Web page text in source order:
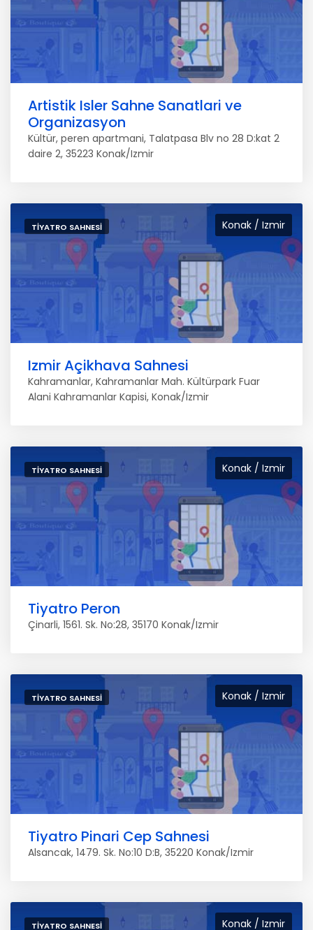
Artistik Isler Sahne Sanatlari ve
Organizasyon
Kültür, peren apartmani, Talatpasa Blv no 28 D:kat 2
daire 2, 35223 Konak/Izmir
Konak / Izmir
TIYATRO SAHNESI
Izmir Açikhava Sahnesi
Kahramanlar, Kahramanlar Mah. Kültürpark Fuar
Alani Kahramanlar Kapisi, Konak/Izmir
Konak / Izmir
TIYATRO SAHNESI
Tiyatro Peron
Çinarli, 1561. Sk. No:28, 35170 Konak/Izmir
Konak / Izmir
TIYATRO SAHNESI
Tiyatro Pinari Cep Sahnesi
Alsancak, 1479. Sk. No:10 D:B, 35220 Konak/Izmir
Konak / Izmir
TIYATRO SAHNESI